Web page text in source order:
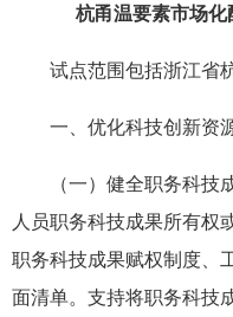
杭甬温要素市场
试点范围包括浙江省杭
一、优化科技创新资
（一）健全职务科技成
人员职务科技成果所有权
职务科技成果赋权制度、
面清单。支持将职务科技